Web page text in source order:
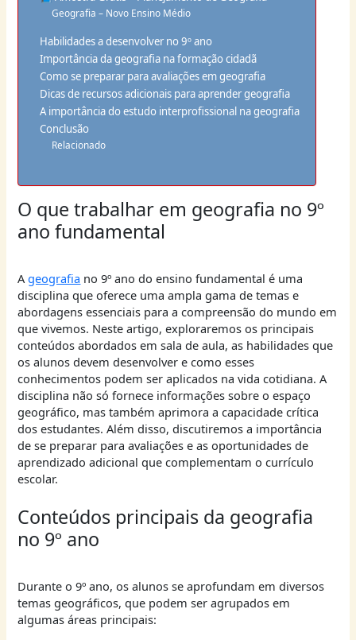
Geografia – Novo Ensino Médio
Habilidades a desenvolver no 9º ano
Importância da geografia na formação cidadã
Como se preparar para avaliações em geografia
Dicas de recursos adicionais para aprender geografia
A importância do estudo interprofissional na geografia
Conclusão
Relacionado
O que trabalhar em geografia no 9º
ano fundamental
Ageografia no 9º ano do ensino fundamental é uma
disciplina que oferece uma ampla gama de temas e
abordagens essenciais para a compreensão do mundo em
que vivemos. Neste artigo, exploraremos os principais
conteúdos abordados em sala de aula, as habilidades que
os alunos devem desenvolver e como esses
conhecimentos podem ser aplicados na vida cotidiana. A
disciplina não só fornece informações sobre o espaço
geográfico, mas também aprimora a capacidade crítica
dos estudantes. Além disso, discutiremos a importância
de se preparar para avaliações e as oportunidades de
aprendizado adicional que complementam o currículo
escolar.
Conteúdos principais da geografia
no 9º ano
Durante o 9º ano, os alunos se aprofundam em diversos
temas geográficos, que podem ser agrupados em
algumas áreas principais: